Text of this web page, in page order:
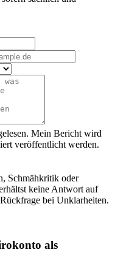
Mein Bericht wird
veröffentlicht werden.
Schmähkritik oder
keine Antwort auf
bei Unklarheiten.
als